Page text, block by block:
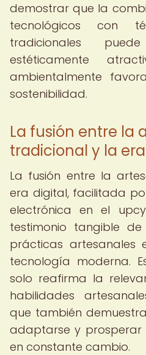
demostrar que la
tecnológicos con
tradicionales
estéticamente
ambientalmente
sostenibilidad.
La fusión entre la
tradicional y la
La fusión entre la
era digital, facilitada
electrónica en el
testimonio tangible
prácticas artesanales
tecnología moderna.
solo reafirma la
habilidades
que también
adaptarse y prosperar
en constante cambio.